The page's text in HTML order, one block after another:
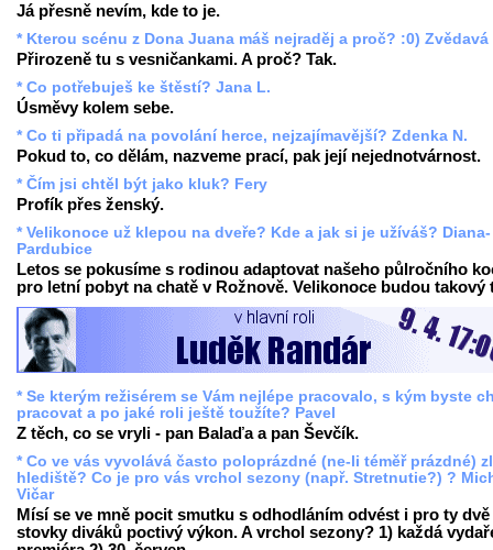
Já přesně nevím, kde to je.
* Kterou scénu z Dona Juana máš nejraděj a proč? :0) Zvědavá
Přirozeně tu s vesničankami. A proč? Tak.
* Co potřebuješ ke štěstí? Jana L.
Úsměvy kolem sebe.
* Co ti připadá na povolání herce, nejzajímavější? Zdenka N.
Pokud to, co dělám, nazveme prací, pak její nejednotvárnost.
* Čím jsi chtěl být jako kluk? Fery
Profík přes ženský.
* Velikonoce už klepou na dveře? Kde a jak si je užíváš? Diana-
Pardubice
Letos se pokusíme s rodinou adaptovat našeho půlročního
pro letní pobyt na chatě v Rožnově. Velikonoce budou takový
* Se kterým režisérem se Vám nejlépe pracovalo, s kým byste
pracovat a po jaké roli ještě toužíte? Pavel
Z těch, co se vryli - pan Balaďa a pan Ševčík.
* Co ve vás vyvolává často poloprázdné (ne-li téměř prázdné)
hlediště? Co je pro vás vrchol sezony (např. Stretnutie?) ?
Vičar
Mísí se ve mně pocit smutku s odhodláním odvést i pro ty dvě
stovky diváků poctivý výkon. A vrchol sezony? 1) každá